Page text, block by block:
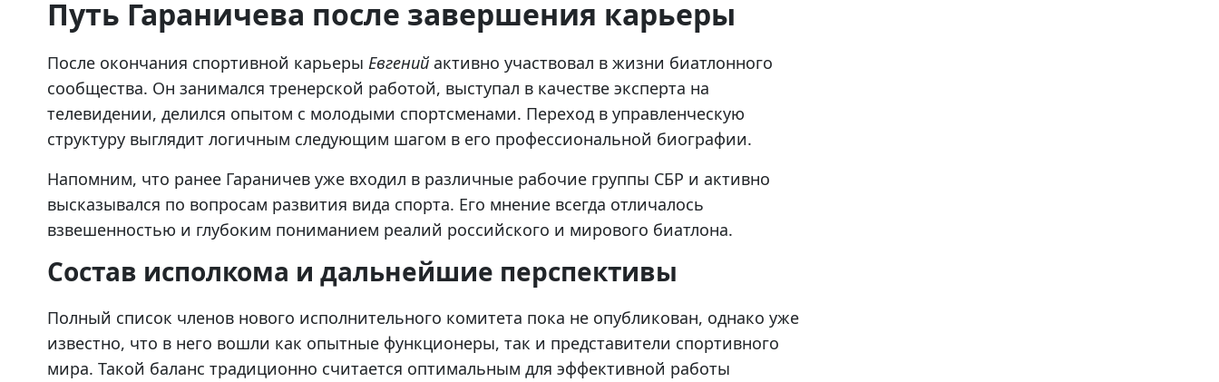
Путь Гараничева после завершения карьеры
После окончания спортивной карьеры Евгений активно участвовал в жизни биатлонного
сообщества. Он занимался тренерской работой, выступал в качестве эксперта на
телевидении, делился опытом с молодыми спортсменами. Переход в управленческую
структуру выглядит логичным следующим шагом в его профессиональной биографии.
Напомним, что ранее Гараничев уже входил в различные рабочие группы СБР и активно
высказывался по вопросам развития вида спорта. Его мнение всегда отличалось
взвешенностью и глубоким пониманием реалий российского и мирового биатлона.
Состав исполкома и дальнейшие перспективы
Полный список членов нового исполнительного комитета пока не опубликован, однако уже
известно, что в него вошли как опытные функционеры, так и представители спортивного
мира. Такой баланс традиционно считается оптимальным для эффективной работы